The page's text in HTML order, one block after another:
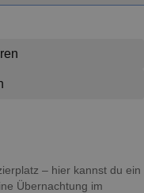
– hier kannst du ein
Übernachtung im